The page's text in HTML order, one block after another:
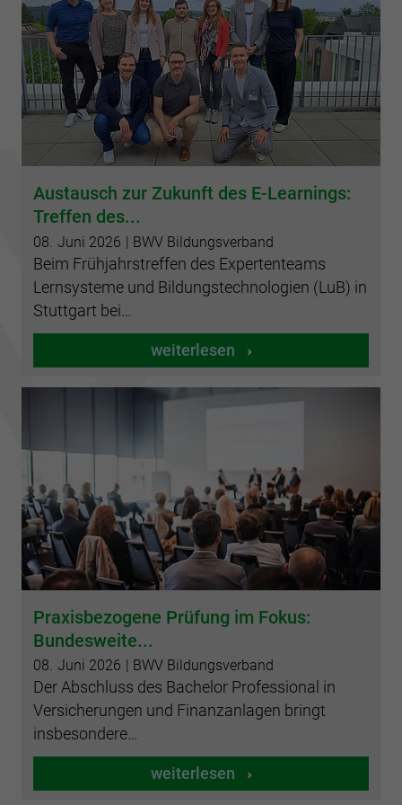
Austausch zur Zukunft des E-Learnings:
Treffen des...
08. Juni 2026 | BWV Bildungsverband
Beim Frühjahrstreffen des Expertenteams
Lernsysteme und Bildungstechnologien (LuB) in
Stuttgart bei…
weiterlesen
Praxisbezogene Prüfung im Fokus:
Bundesweite...
08. Juni 2026 | BWV Bildungsverband
Der Abschluss des Bachelor Professional in
Versicherungen und Finanzanlagen bringt
insbesondere…
weiterlesen